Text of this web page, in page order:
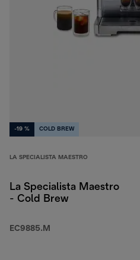
-19 % COLD BREW
LA SPECIALISTA MAESTRO
La Specialista Maestro
- Cold Brew
EC9885.M